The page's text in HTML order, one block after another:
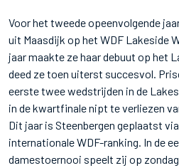
Voor het tweede opeenvolgende
uit Maasdijk op het WDF Lakeside
jaar maakte ze haar debuut op het
deed ze toen uiterst succesvol.
eerste twee wedstrijden in de
in de kwartfinale nipt te verliezen
Dit jaar is Steenbergen geplaatst
internationale WDF-ranking. In de
damestoernooi speelt zij op